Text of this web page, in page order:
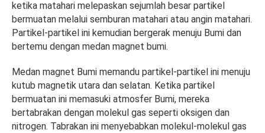
ketika matahari melepaskan sejumlah besar partikel
bermuatan melalui semburan matahari atau angin matahari.
Partikel-partikel ini kemudian bergerak menuju Bumi dan
bertemu dengan medan magnet bumi.
Medan magnet Bumi memandu partikel-partikel ini menuju
kutub magnetik utara dan selatan. Ketika partikel
bermuatan ini memasuki atmosfer Bumi, mereka
bertabrakan dengan molekul gas seperti oksigen dan
nitrogen. Tabrakan ini menyebabkan molekul-molekul gas